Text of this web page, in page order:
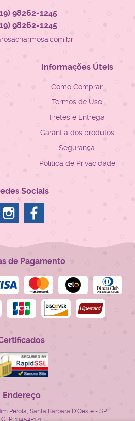
98262-1245
98262-1245
Informações Úteis
Como Comprar
Termos de Uso
Fretes e Entrega
Garantia dos produtos
Segurança
Política de Privacidade
Sociais
de Pagamento
Endereço
Pérola, Santa Bárbara D'Oeste - SP
CEP: 13454-171